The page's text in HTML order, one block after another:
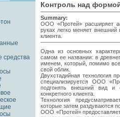
средства
Контроль над
Summary:
ООО «Протей» расширяет
руках легко меняет внешний
клиента.
Одна из основных
самом ее названии: в
именем, который, помимо
свой облик.
Двухстадийная технология
специализируется ООО
подгонять внешний вид и
конкретного клиента.
Технология
которые затем раздуваются
ООО «Протей»